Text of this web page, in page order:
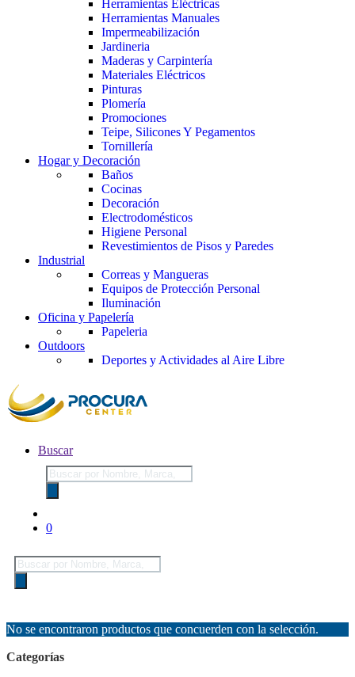
Herramientas Eléctricas
Herramientas Manuales
Impermeabilización
Jardineria
Maderas y Carpintería
Materiales Eléctricos
Pinturas
Plomería
Promociones
Teipe, Silicones Y Pegamentos
Tornillería
Hogar y Decoración
Baños
Cocinas
Decoración
Electrodomésticos
Higiene Personal
Revestimientos de Pisos y Paredes
Industrial
Correas y Mangueras
Equipos de Protección Personal
Iluminación
Oficina y Papelería
Papeleria
Outdoors
Deportes y Actividades al Aire Libre
Buscar
Búsqueda
de
productos
0
Búsqueda
de
productos
No se encontraron productos que concuerden con la selección.
Categorías